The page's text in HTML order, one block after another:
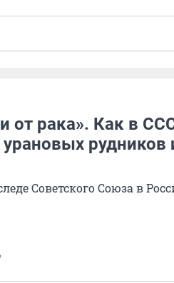
от рака». Как в
рудников
Советского Союза в